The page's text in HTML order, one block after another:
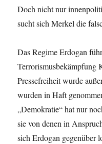
Doch nicht nur
sucht sich Merkel die
Das Regime Erdogan
Terrorismusbekämpfung
Pressefreiheit wurde
wurden in Haft
„Demokratie“ hat nur
sie von denen in
sich Erdogan gegenüber